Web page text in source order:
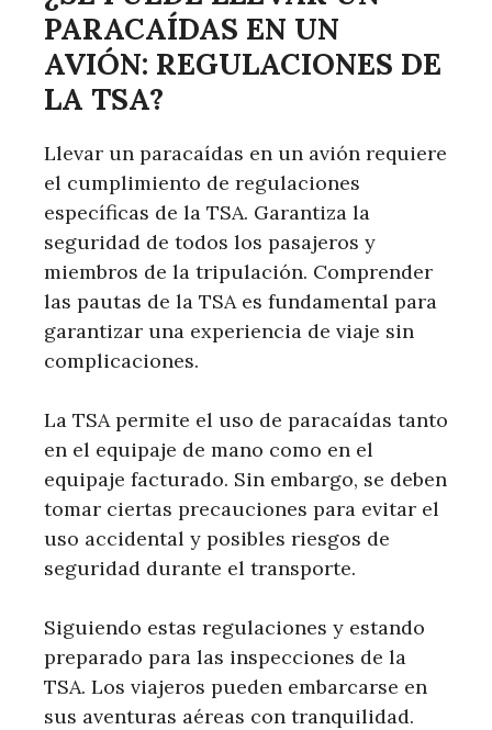
PARACAÍDAS EN UN
AVIÓN: REGULACIONES DE
LA TSA?
Llevar un paracaídas en un avión requiere
el cumplimiento de regulaciones
específicas de la TSA. Garantiza la
seguridad de todos los pasajeros y
miembros de la tripulación. Comprender
las pautas de la TSA es fundamental para
garantizar una experiencia de viaje sin
complicaciones.
La TSA permite el uso de paracaídas tanto
en el equipaje de mano como en el
equipaje facturado. Sin embargo, se deben
tomar ciertas precauciones para evitar el
uso accidental y posibles riesgos de
seguridad durante el transporte.
Siguiendo estas regulaciones y estando
preparado para las inspecciones de la
TSA. Los viajeros pueden embarcarse en
sus aventuras aéreas con tranquilidad.